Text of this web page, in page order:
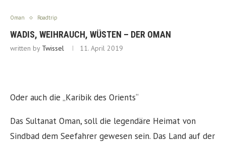
Oman Roadtrip
WADIS, WEIHRAUCH, WÜSTEN – DER OMAN
written by Twissel 11. April 2019
Oder auch die „Karibik des Orients“
Das Sultanat Oman, soll die legendäre Heimat von
Sindbad dem Seefahrer gewesen sein. Das Land auf der